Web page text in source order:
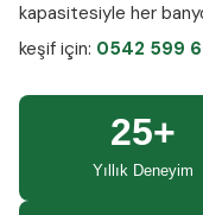
kapasitesiyle her
keşif için: 0542 599
25+
Yıllık Deneyim